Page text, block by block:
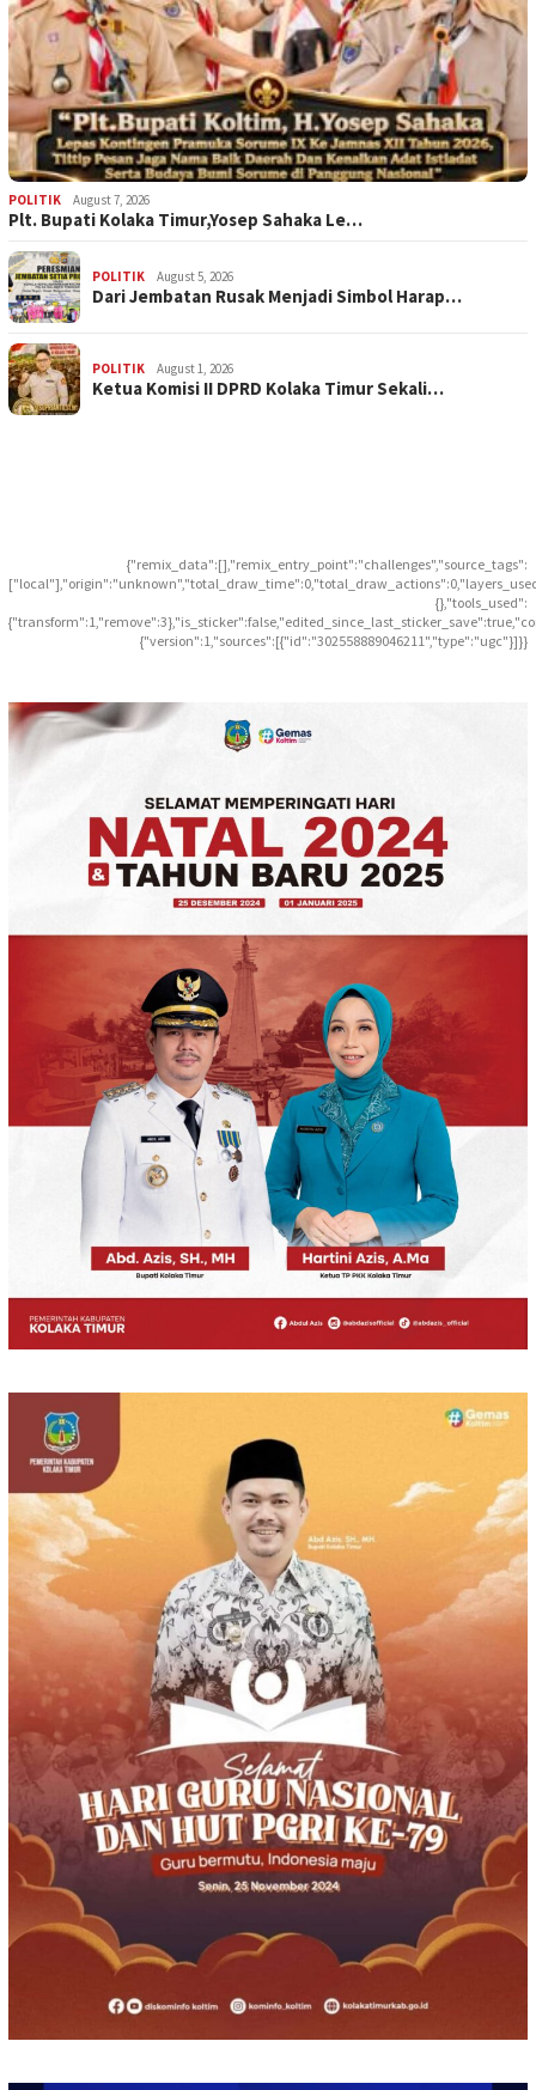
POLITIK August 7, 2026
Plt. Bupati Kolaka Timur,Yosep Sahaka Le…
POLITIK August 5, 2026
Dari Jembatan Rusak Menjadi Simbol Harap…
POLITIK August 1, 2026
Ketua Komisi II DPRD Kolaka Timur Sekali…
{"remix_data":[],"remix_entry_point":"challenges","source_tags":
{},"tools_used":
{"version":1,"sources":[{"id":"302558889046211","type":"ugc"}]}}